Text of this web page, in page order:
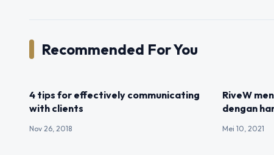
Recommended For You
4 tips for effectively communicating
with clients
Nov 26, 2018
RiveW
dengan
Mei 10, 2021